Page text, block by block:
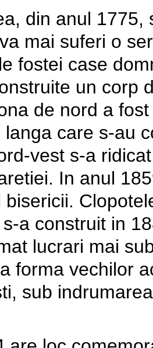
din anul
mai suferi o
fostei case
un corp
de nord a
care s-au
vest s-a
In anul
bisericii.
a construit in
lucrari mai
forma vechilor
sub